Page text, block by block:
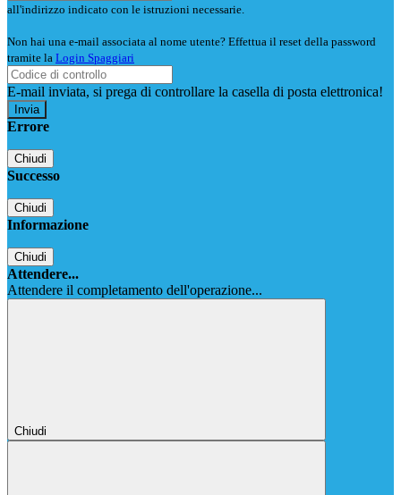
all'indirizzo indicato con le istruzioni necessarie.
Non hai una e-mail associata al nome utente? Effettua il reset della password
tramite la Login Spaggiari
E-mail inviata, si prega di controllare la casella di posta elettronica!
Errore
Chiudi
Successo
Chiudi
Informazione
Chiudi
Attendere...
Attendere il completamento dell'operazione...
Chiudi